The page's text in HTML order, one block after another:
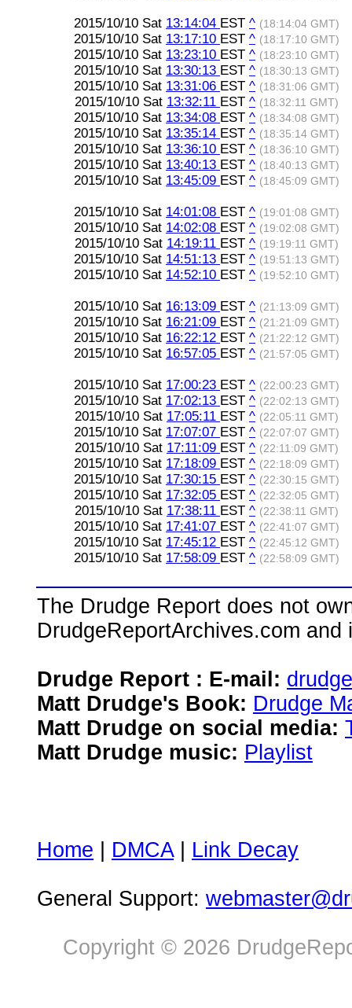
2015/10/10 Sat 13:14:04 EST ^ (18:14:04 GMT)
2015/10/10 Sat 13:17:10 EST ^ (18:17:10 GMT)
2015/10/10 Sat 13:23:10 EST ^ (18:23:10 GMT)
2015/10/10 Sat 13:30:13 EST ^ (18:30:13 GMT)
2015/10/10 Sat 13:31:06 EST ^ (18:31:06 GMT)
2015/10/10 Sat 13:32:11 EST ^ (18:32:11 GMT)
2015/10/10 Sat 13:34:08 EST ^ (18:34:08 GMT)
2015/10/10 Sat 13:35:14 EST ^ (18:35:14 GMT)
2015/10/10 Sat 13:36:10 EST ^ (18:36:10 GMT)
2015/10/10 Sat 13:40:13 EST ^ (18:40:13 GMT)
2015/10/10 Sat 13:45:09 EST ^ (18:45:09 GMT)
2015/10/10 Sat 14:01:08 EST ^ (19:01:08 GMT)
2015/10/10 Sat 14:02:08 EST ^ (19:02:08 GMT)
2015/10/10 Sat 14:19:11 EST ^ (19:19:11 GMT)
2015/10/10 Sat 14:51:13 EST ^ (19:51:13 GMT)
2015/10/10 Sat 14:52:10 EST ^ (19:52:10 GMT)
2015/10/10 Sat 16:13:09 EST ^ (21:13:09 GMT)
2015/10/10 Sat 16:21:09 EST ^ (21:21:09 GMT)
2015/10/10 Sat 16:22:12 EST ^ (21:22:12 GMT)
2015/10/10 Sat 16:57:05 EST ^ (21:57:05 GMT)
2015/10/10 Sat 17:00:23 EST ^ (22:00:23 GMT)
2015/10/10 Sat 17:02:13 EST ^ (22:02:13 GMT)
2015/10/10 Sat 17:05:11 EST ^ (22:05:11 GMT)
2015/10/10 Sat 17:07:07 EST ^ (22:07:07 GMT)
2015/10/10 Sat 17:11:09 EST ^ (22:11:09 GMT)
2015/10/10 Sat 17:18:09 EST ^ (22:18:09 GMT)
2015/10/10 Sat 17:30:15 EST ^ (22:30:15 GMT)
2015/10/10 Sat 17:32:05 EST ^ (22:32:05 GMT)
2015/10/10 Sat 17:38:11 EST ^ (22:38:11 GMT)
2015/10/10 Sat 17:41:07 EST ^ (22:41:07 GMT)
2015/10/10 Sat 17:45:12 EST ^ (22:45:12 GMT)
2015/10/10 Sat 17:58:09 EST ^ (22:58:09 GMT)
The Drudge Report does not
DrudgeReportArchives.com
Drudge Report : E-mail:
Matt Drudge's Book: Drudge
Matt Drudge on social media:
Matt Drudge music: Playlist
Home DMCA| Link Decay
General Support:
Copyright © 2026